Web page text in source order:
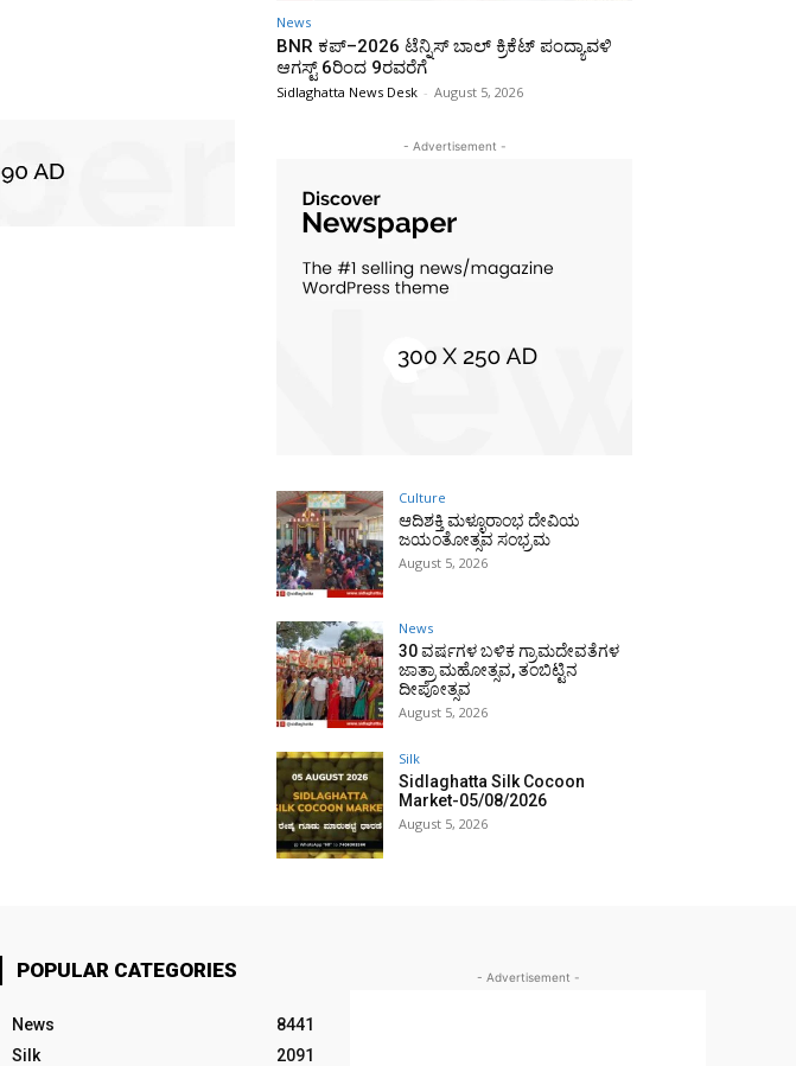
News
BNR ಕಪ್–2026 ಟೆನ್ನಿಸ್ ಬಾಲ್ ಕ್ರಿಕೆಟ್ ಪಂದ್ಯಾವಳಿ
ಆಗಸ್ಟ್ 6ರಿಂದ 9ರವರೆಗೆ
Sidlaghatta News Desk - August 5, 2026
- Advertisement -
Culture
ಆದಿಶಕ್ತಿ ಮಳ್ಳೂರಾಂಭ ದೇವಿಯ
ಜಯಂತೋತ್ಸವ ಸಂಭ್ರಮ
August 5, 2026
News
30 ವರ್ಷಗಳ ಬಳಿಕ ಗ್ರಾಮದೇವತೆಗಳ
ಜಾತ್ರಾ ಮಹೋತ್ಸವ, ತಂಬಿಟ್ಟಿನ
ದೀಪೋತ್ಸವ
August 5, 2026
Silk
Sidlaghatta Silk Cocoon
Market-05/08/2026
August 5, 2026
POPULAR CATEGORIES
News
8441
Silk
2091
- Advertisement -